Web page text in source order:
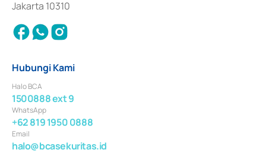
Jakarta 10310
Hubungi Kami
Halo BCA
1500888 ext 9
WhatsApp
+62 819 1950 0888
Email
halo@bcasekuritas.id